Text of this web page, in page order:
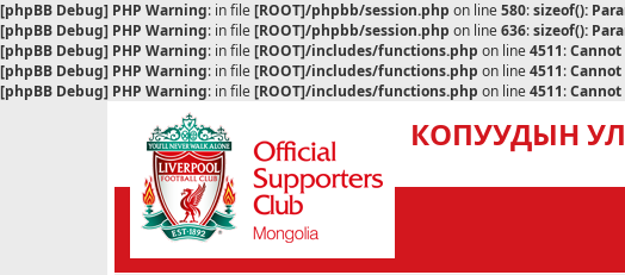
[phpBB Debug] PHP Warning: in file[ROOT]/phpbb/session.php on line580:sizeof():
[phpBB Debug] PHP Warning: in file[ROOT]/phpbb/session.php on line636:sizeof():
[phpBB Debug] PHP Warning: in file[ROOT]/includes/functions.php on line4511:
[phpBB Debug] PHP Warning: in file[ROOT]/includes/functions.php on line4511:
[phpBB Debug] PHP Warning: in file[ROOT]/includes/functions.php on line4511:
КОПУУДЫН